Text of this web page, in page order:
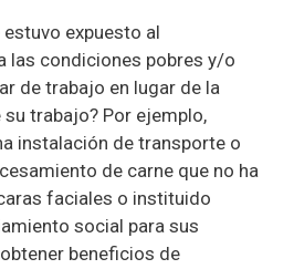
expuesto al
las condiciones pobres y/o
de trabajo en lugar de la
trabajo? Por ejemplo,
instalación de transporte o
de carne que no ha
faciales o instituido
social para sus
beneficios de